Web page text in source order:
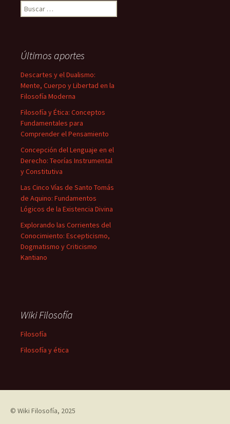
Buscar:
Últimos aportes
Descartes y el Dualismo:
Mente, Cuerpo y Libertad en la
Filosofía Moderna
Filosofía y Ética: Conceptos
Fundamentales para
Comprender el Pensamiento
Concepción del Lenguaje en el
Derecho: Teorías Instrumental
y Constitutiva
Las Cinco Vías de Santo Tomás
de Aquino: Fundamentos
Lógicos de la Existencia Divina
Explorando las Corrientes del
Conocimiento: Escepticismo,
Dogmatismo y Criticismo
Kantiano
Wiki Filosofía
Filosofía
Filosofía y ética
© Wiki Filosofía, 2025